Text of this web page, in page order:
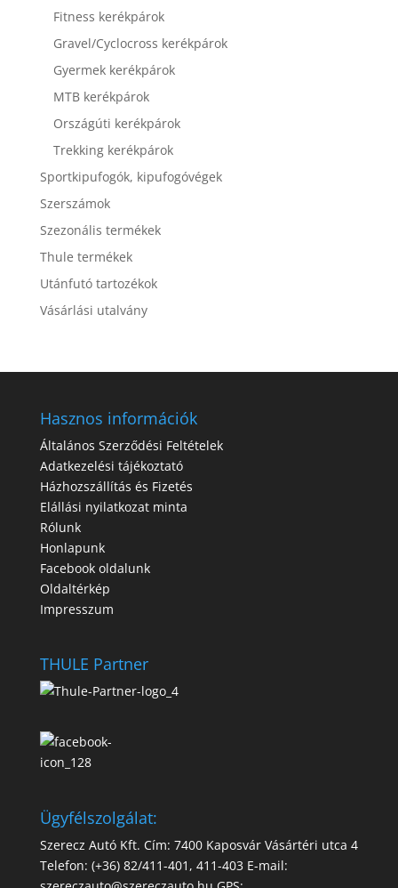
Fitness kerékpárok
Gravel/Cyclocross kerékpárok
Gyermek kerékpárok
MTB kerékpárok
Országúti kerékpárok
Trekking kerékpárok
Sportkipufogók, kipufogóvégek
Szerszámok
Szezonális termékek
Thule termékek
Utánfutó tartozékok
Vásárlási utalvány
Hasznos információk
Általános Szerződési Feltételek
Adatkezelési tájékoztató
Házhozszállítás és Fizetés
Elállási nyilatkozat minta
Rólunk
Honlapunk
Facebook oldalunk
Oldaltérkép
Impresszum
THULE Partner
Ügyfélszolgálat:
Szerecz Autó Kft. Cím: 7400 Kaposvár Vásártéri utca 4
Telefon: (+36) 82/411-401, 411-403 E-mail: